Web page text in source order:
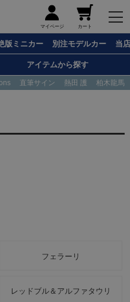
マイページ カート
版ミニカー 別注モデルカー 当
アイテムから探す
直筆サイン 熱田 護 柏木龍馬
フェラーリ
レッドブル＆アルファタウリ